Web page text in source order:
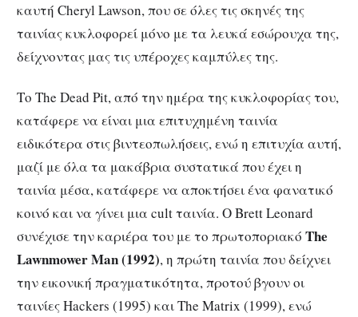
καυτή Cheryl Lawson, που σε όλες τις σκηνές της
ταινίας κυκλοφορεί μόνο με τα λευκά εσώρουχα της,
δείχνοντας μας τις υπέροχες καμπύλες της.
Το The Dead Pit, από την ημέρα της κυκλοφορίας του,
κατάφερε να είναι μια επιτυχημένη ταινία
ειδικότερα στις βιντεοπωλήσεις, ενώ η επιτυχία αυτή,
μαζί με όλα τα μακάβρια συστατικά που έχει η
ταινία μέσα, κατάφερε να αποκτήσει ένα φανατικό
κοινό και να γίνει μια cult ταινία. O Brett Leonard
συνέχισε την καριέρα του με το πρωτοποριακό The
LawnmowerMan(1992), η πρώτη ταινία που δείχνει
την εικονική πραγματικότητα, προτού βγουν οι
ταινίες Hackers (1995) και The Matrix (1999), ενώ